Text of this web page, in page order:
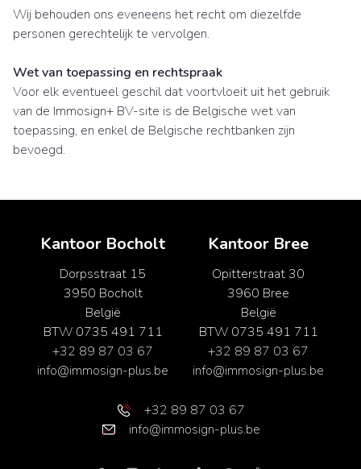
Wij behouden ons eveneens het recht om diezelfde
personen gerechtelijk te vervolgen.
Wet van toepassing en rechtspraak
Voor elk eventueel geschil dat voortvloeit uit het gebruik
van de Immosign+ BV-site is de Belgische wet van
toepassing, en enkel de Belgische rechtbanken zijn
bevoegd.
Kantoor Bocholt
Dorpsstraat 15
3950 Bocholt
België
BTW 0735 491 711
+32 89 87 03 67
info@immosign-plus.be
Kantoor Bree
Opitterstraat 30
3960 Bree
België
BTW 0735 491 711
+32 89 87 03 67
info@immosign-plus.be
+32 89 87 03 67
info@immosign-plus.be